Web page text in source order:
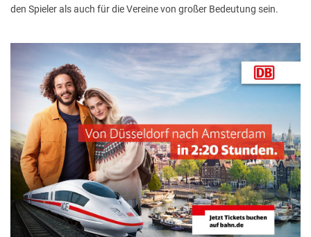
den Spieler als auch für die Vereine von großer Bedeutung sein.